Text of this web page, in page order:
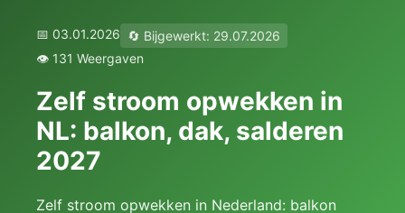
📅 03.01.2026
🔄 Bijgewerkt: 29.07.2026
👁️ 131 Weergaven
Zelf stroom opwekken in
NL: balkon, dak, salderen
2027
Zelf stroom opwekken in Nederland: balkon